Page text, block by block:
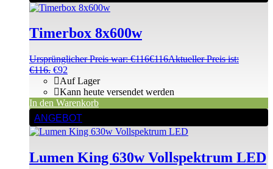
Timerbox 8x600w
Ursprünglicher Preis war: €116€116Aktueller Preis ist:
€116. €92
Auf Lager
Kann heute versendet werden
In den Warenkorb
ANGEBOT
Lumen King 630w Vollspektrum LED